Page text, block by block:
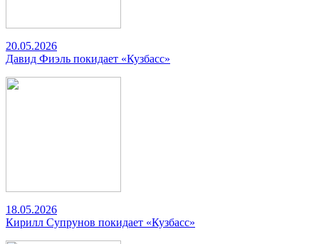
20.05.2026
Давид Фиэль покидает «Кузбасс»
18.05.2026
Кирилл Супрунов покидает «Кузбасс»